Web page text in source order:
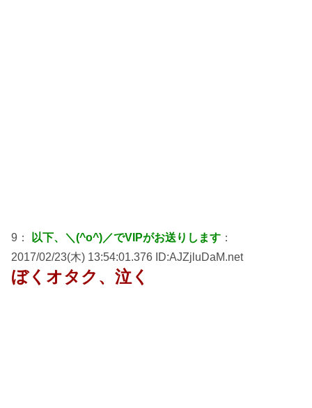
9： 以下、＼(^o^)／でVIPがお送りします ：
2017/02/23(木) 13:54:01.376 ID:AJZjluDaM.net
ぼくオタク、泣く